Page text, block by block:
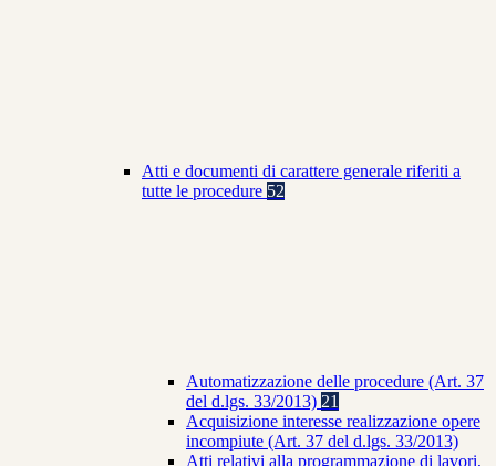
Atti e documenti di carattere generale riferiti a
tutte le procedure 52
Automatizzazione delle procedure (Art. 37
del d.lgs. 33/2013) 21
Acquisizione interesse realizzazione opere
incompiute (Art. 37 del d.lgs. 33/2013)
Atti relativi alla programmazione di lavori,